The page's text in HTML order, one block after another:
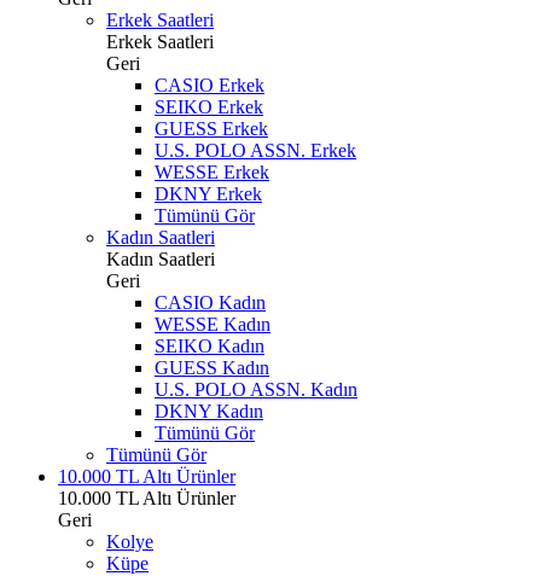
Erkek Saatleri
Erkek Saatleri
Geri
CASIO Erkek
SEIKO Erkek
GUESS Erkek
U.S. POLO ASSN. Erkek
WESSE Erkek
DKNY Erkek
Tümünü Gör
Kadın Saatleri
Kadın Saatleri
Geri
CASIO Kadın
WESSE Kadın
SEIKO Kadın
GUESS Kadın
U.S. POLO ASSN. Kadın
DKNY Kadın
Tümünü Gör
Tümünü Gör
10.000 TL Altı Ürünler
10.000 TL Altı Ürünler
Geri
Kolye
Küpe